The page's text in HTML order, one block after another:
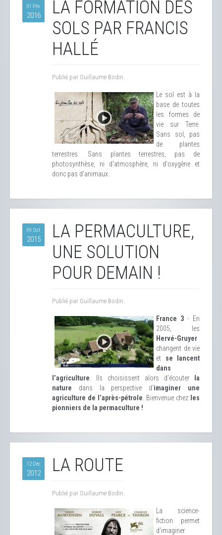
01 Fév
2016
LA FORMATION DES
SOLS PAR FRANCIS
HALLÉ
Publié par Guillaume Bodin.
Le sol est à la
base de toutes
les formes de
vie sur Terre.
Sans sol, pas
de plantes
terrestres. Sans plantes terrestres, pas de
photosynthèse, ni d'atmosphère, ni d'oxygène et
donc pas d'animaux.
09 Oct
2015
LA PERMACULTURE,
UNE SOLUTION
POUR DEMAIN !
Publié par Guillaume Bodin.
France 3 - En
2005, les
Hervé-Gruyer
changent de vie
et se lancent
dans
l’agriculture . Ils choisissent alors d’écouter
la
nature dans la perspective d’imaginer une
agriculture de l’après-pétrole . Bienvenue chez les
pionniers de la permaculture !
12 Déc
2012 LA ROUTE
Publié par Guillaume Bodin.
La science-
fiction permet
d'imaginer